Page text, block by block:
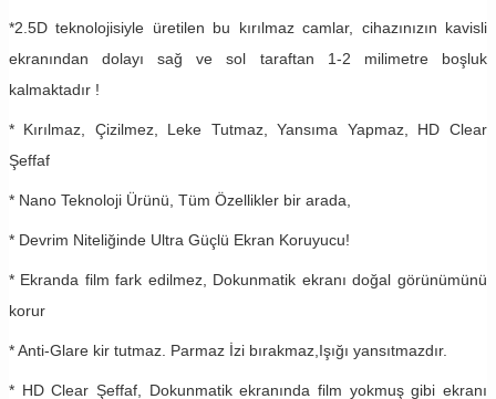
*2.5D teknolojisiyle üretilen bu kırılmaz camlar, cihazınızın kavisli
ekranından dolayı sağ ve sol taraftan 1-2 milimetre boşluk
kalmaktadır !
* Kırılmaz, Çizilmez, Leke Tutmaz, Yansıma Yapmaz, HD Clear
Şeffaf
* Nano Teknoloji Ürünü, Tüm Özellikler bir arada,
* Devrim Niteliğinde Ultra Güçlü Ekran Koruyucu!
* Ekranda film fark edilmez, Dokunmatik ekranı doğal görünümünü
korur
* Anti-Glare kir tutmaz. Parmaz İzi bırakmaz,Işığı yansıtmazdır.
* HD Clear Şeffaf, Dokunmatik ekranında film yokmuş gibi ekranı